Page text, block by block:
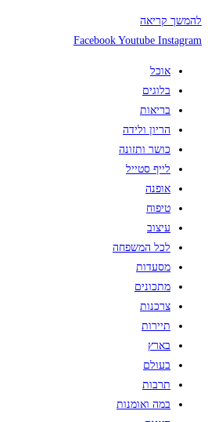
להמשך קריאהELASTY
–
מוצלבת
Facebook Youtube Instagram
אוכל
בלוגים
בריאות
הריון ולידה
כושר ותזונה
לייף סטייל
אופנה
טיפוח
עיצוב
לכל המשפחה
מסעדות
מתכונים
צרכנות
תיירות
בארץ
בעולם
תרבות
במה ואומנות